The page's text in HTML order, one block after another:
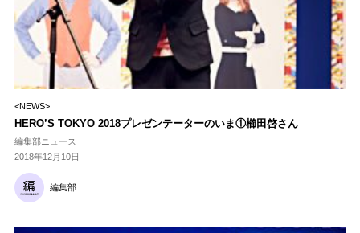
<NEWS>
HERO’S TOKYO 2018プレゼンテーターのいま①櫛田啓さん
編集部ニュース
2018年12月10日
編集部